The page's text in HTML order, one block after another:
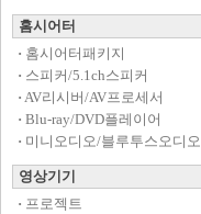
홈시어터
· 홈시어터패키지
· 스피커/5.1ch스피커
· AV리시버/AV프로세서
· Blu-ray/DVD플레이어
· 미니오디오/블루투스오디오
영상기기
· 프로젝트